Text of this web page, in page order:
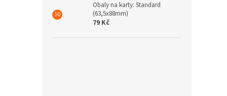
Obaly na karty: Standard
(63,5x88mm)
79 Kč